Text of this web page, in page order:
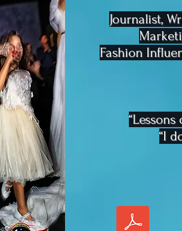
Journalist,
Fashion
“I